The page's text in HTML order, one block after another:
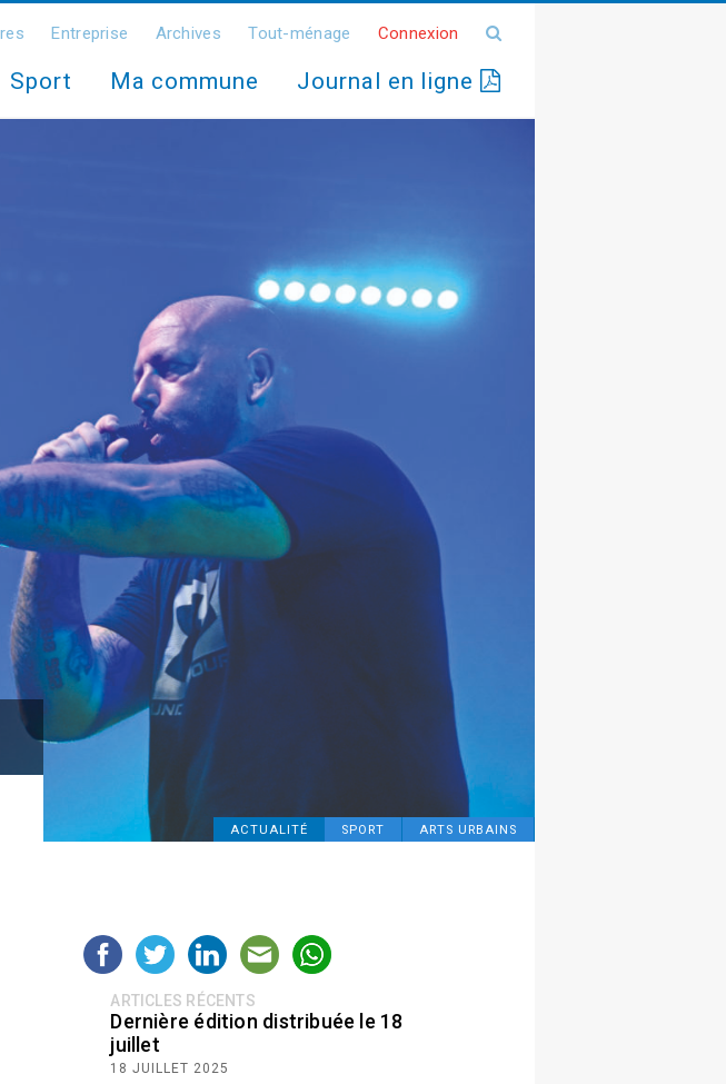
Entreprise Archives Tout-ménage Connexion
Sport Ma commune Journal en ligne
ACTUALITÉ SPORT ARTS URBAINS
ARTICLES RÉCENTS
Dernière édition distribuée le 18
juillet
18 JUILLET 2025